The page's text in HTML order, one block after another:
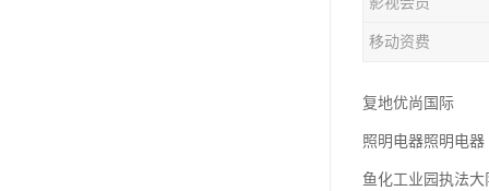
移动资费
复地优尚国际
照明电器照明电器
鱼化工业园执法大